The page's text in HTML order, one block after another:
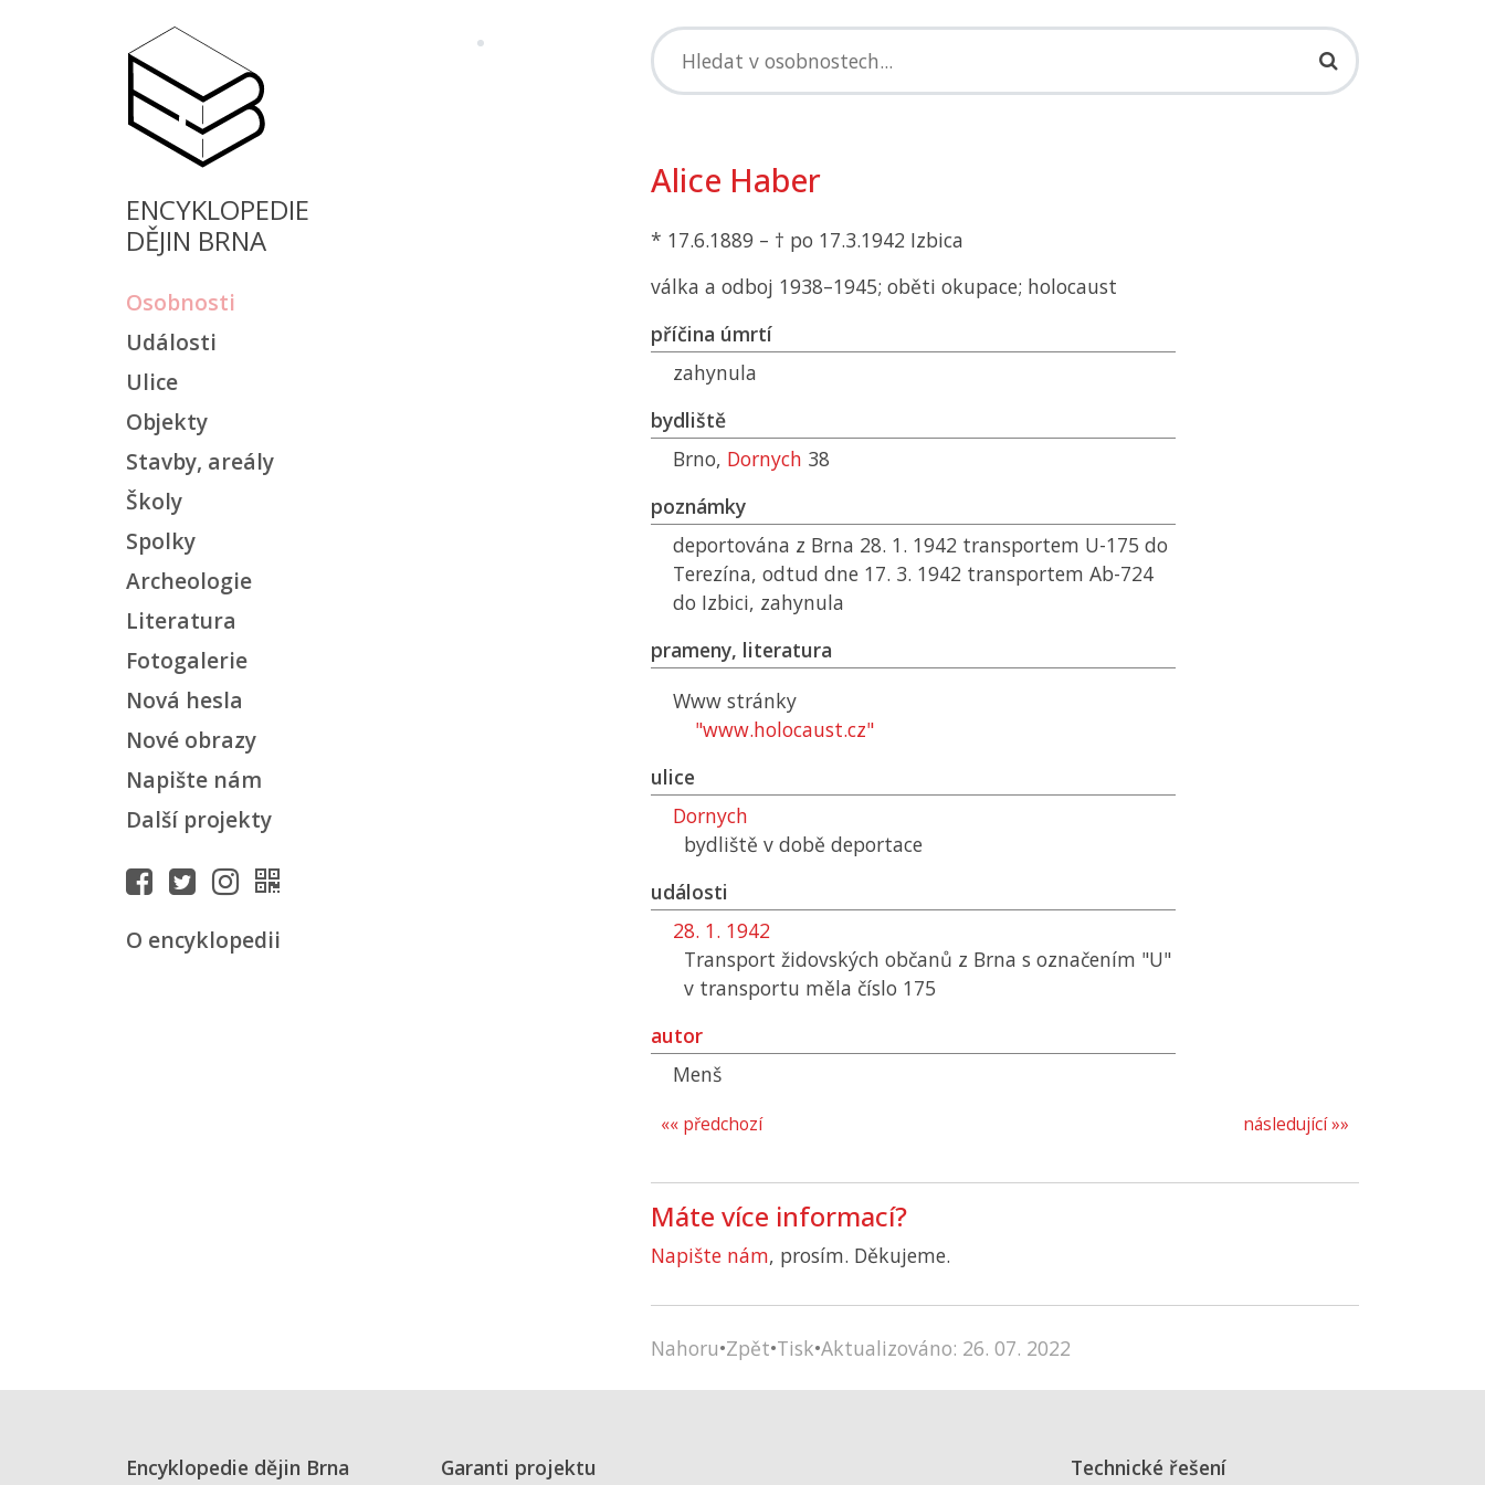
ENCYKLOPEDIE
DĚJIN BRNA
Osobnosti
Události
Ulice
Objekty
Stavby, areály
Školy
Spolky
Archeologie
Literatura
Fotogalerie
Nová hesla
Nové obrazy
Napište nám
Další projekty
O encyklopedii
Alice Haber
* 17.6.1889 – † po 17.3.1942 Izbica
válka a odboj 1938–1945; oběti okupace; holocaust
příčina úmrtí
zahynula
bydliště
Brno, Dornych 38
poznámky
deportována z Brna 28. 1. 1942 transportem U-175 do
Terezína, odtud dne 17. 3. 1942 transportem Ab-724
do Izbici, zahynula
prameny, literatura
Www stránky
"www.holocaust.cz"
ulice
Dornych
bydliště v době deportace
události
28. 1. 1942
Transport židovských občanů z Brna s označením "U"
v transportu měla číslo 175
autor
Menš
následující »»
«« předchozí
Máte více informací?
Napište nám, prosím. Děkujeme.
Nahoru•Zpět•Tisk•Aktualizováno: 26. 07. 2022
Encyklopedie dějin Brna Garanti projektu Technické řešení